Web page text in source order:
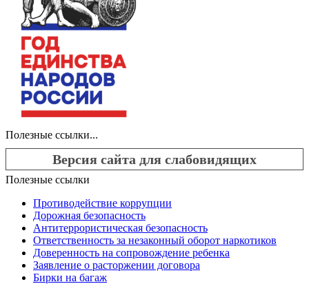
Полезные ссылки...
Версия сайта для слабовидящих
Полезные ссылки
Противодействие коррупции
Дорожная безопасность
Антитеррористическая безопасность
Ответственность за незаконный оборот наркотиков
Доверенность на сопровождение ребенка
Заявление о расторжении договора
Бирки на багаж